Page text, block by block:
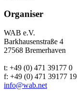
Organiser
WAB e.V.
Barkhausenstraße 4
27568 Bremerhaven
t: +49 (0) 471 39177 0
f: +49 (0) 471 39177 19
info@wab.net